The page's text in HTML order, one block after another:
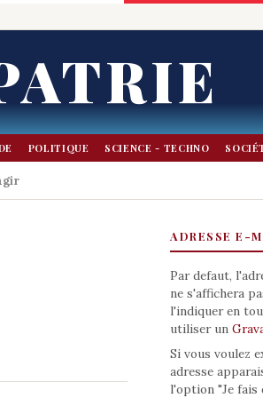
POLITIQUE SCIENCE - TECHNO
ADRESSE E-
Par defaut,
ne s'affichera
l'indiquer en
utiliser un
Si vous voulez
adresse
l'option "Je fais